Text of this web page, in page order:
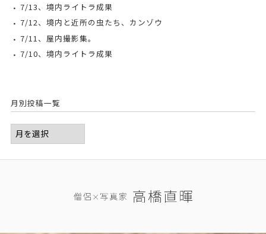
7/13、境内ライトラ成果
7/12、境内と近所の虫たち、カンゾウ
7/11、屋内撮影集。
7/10、境内ライトラ成果
月別投稿一覧